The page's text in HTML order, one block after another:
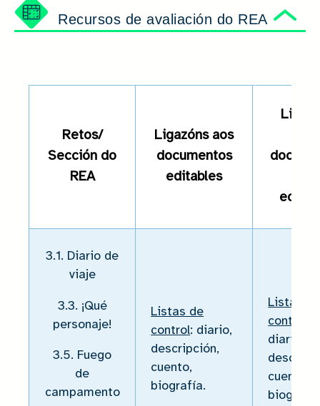
Recursos de avaliación do REA
Retos/
Sección do
REA
Ligazóns aos
documentos
editables
3.1. Diario de
viaje
3.3. ¡Qué
personaje!
3.5. Fuego
de
campamento
Listas de
control: diario,
descripción,
cuento,
biografía.
Listas
control
diario,
cuento,